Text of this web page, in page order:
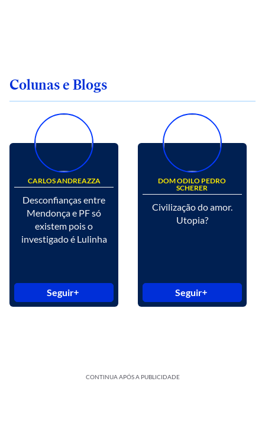
Colunas e Blogs
CARLOS ANDREAZZA
Desconfianças entre
Mendonça e PF só
existem pois o
investigado é Lulinha
Seguir
DOM ODILO PEDRO
SCHERER
Civilização do amor.
Utopia?
Seguir
CONTINUA APÓS A PUBLICIDADE